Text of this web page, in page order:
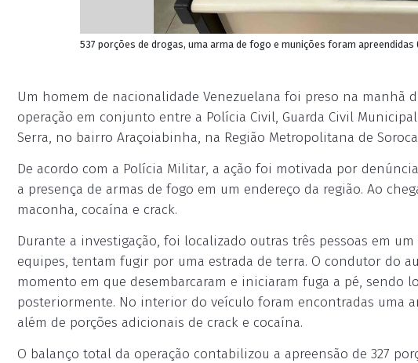
537 porções de drogas, uma arma de fogo e munições foram apreendidas
Um homem de nacionalidade Venezuelana foi preso na manhã
operação em conjunto entre a Polícia Civil, Guarda Civil
Serra, no bairro Araçoiabinha, na Região Metropolitana de
De acordo com a Polícia Militar, a ação foi motivada por
a presença de armas de fogo em um endereço da região. Ao
maconha, cocaína e crack.
Durante a investigação, foi localizado outras três pessoas em
equipes, tentam fugir por uma estrada de terra. O condutor do
momento em que desembarcaram e iniciaram fuga a pé, sendo
posteriormente. No interior do veículo foram encontradas uma
além de porções adicionais de crack e cocaína.
O balanço total da operação contabilizou a apreensão de 327